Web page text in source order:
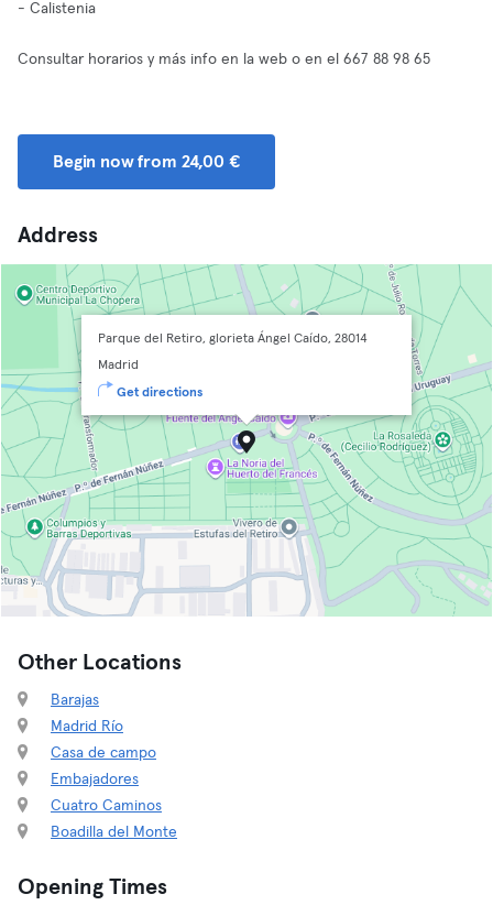
- Calistenia
Consultar horarios y más info en la web o en el 667 88 98 65
Begin now from 24,00 €
Address
Parque del Retiro, glorieta Ángel Caído, 28014
Madrid
Get directions
Other Locations
Barajas
Madrid Río
Casa de campo
Embajadores
Cuatro Caminos
Boadilla del Monte
Opening Times